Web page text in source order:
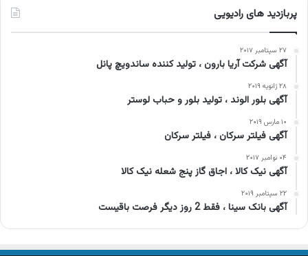
پربازدید های رادیویی
۲۷ سپتامبر ۲۰۱۷
آگهی شرکت آریا بارون ، تولید کننده ساندویچ پانل
۲۸ ژانویه ۲۰۱۹
آگهی بلور الوند ، تولید بلور و حباب لوستر
۱۰ مارس ۲۰۱۹
آگهی فیلتر سرکان ، فیلتر سرکان
۰۴ نوامبر ۲۰۱۷
آگهی نیک کالا ، اجاق گاز پنج شعله نیک کالا
۲۲ سپتامبر ۲۰۱۹
آگهی بانک سینا ، فقط 2 روز دیگر فرصت باقیست